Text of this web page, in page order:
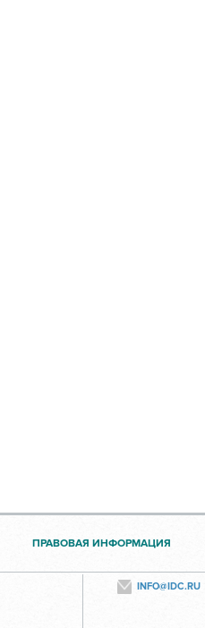
ПРАВОВАЯ ИНФОРМАЦИЯ
INFO@IDC.RU